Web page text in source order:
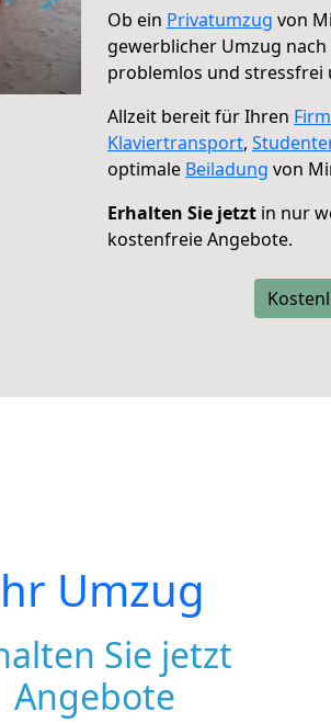
Ob ein Privatumzug von
gewerblicher Umzug
problemlos und stressfrei
Allzeit bereit für Ihren
Klaviertransport,
optimale Beiladung von
Erhalten Sie jetzt in nur
kostenfreie Angebote.
Umzug
Sie jetzt
Angebote